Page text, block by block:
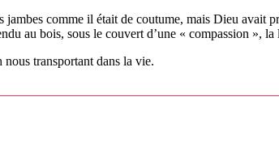
comme il était de coutume, mais Dieu avait
au bois, sous le couvert d’une « compassion »,
transportant dans la vie.